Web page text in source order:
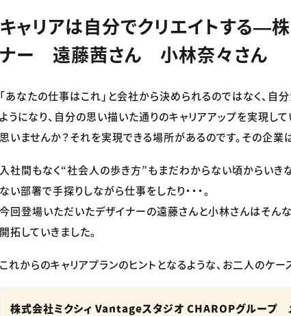
キャリアは自分でクリエイトする―
ナー 遠藤茜さん 小林奈々さん
「あなたの仕事はこれ」と会社から決められるのではなく、自
ようになり、自分の思い描いた通りのキャリアアップを実現し
思いませんか？それを実現できる場所があるのです。その企業は
入社間もなく“社会人の歩き方”もまだわからない頃からいき
ない部署で手探りしながら仕事をしたり・・・。
今回登場いただいたデザイナーの遠藤さんと小林さんはそん
開拓していきました。
これからのキャリアプランのヒントとなるような、お二人のケー
株式会社ミクシィ Vantageスタジオ CHAROPグループ